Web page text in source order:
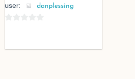
user: danplessing